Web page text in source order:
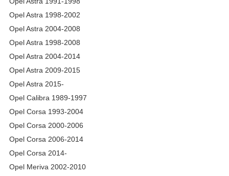
Opel Astra 1998-2002
Opel Astra 2004-2008
Opel Astra 1998-2008
Opel Astra 2004-2014
Opel Astra 2009-2015
Opel Astra 2015-
Opel Calibra 1989-1997
Opel Corsa 1993-2004
Opel Corsa 2000-2006
Opel Corsa 2006-2014
Opel Corsa 2014-
Opel Meriva 2002-2010